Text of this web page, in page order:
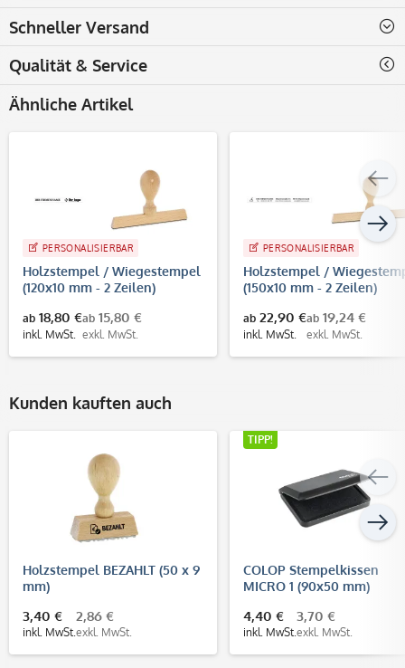
Schneller Versand
Qualität & Service
Ähnliche Artikel
PERSONALISIERBAR
Holzstempel / Wiegestempel
(120x10 mm - 2 Zeilen)
ab 18,80 €
inkl. MwSt.
ab 15,80 €
exkl. MwSt.
PERSONALISIERBAR
Holzstempel /
(150x10 mm - 2 Zeilen)
ab 22,90 €
inkl. MwSt.
ab 19,24 €
exkl. MwSt.
Kunden kauften auch
Holzstempel BEZAHLT (50 x 9
mm)
3,40 €
inkl. MwSt.
2,86 €
exkl. MwSt.
TIPP!
COLOP Stempelkissen
MICRO 1 (90x50 mm)
4,40 €
inkl. MwSt.
3,70 €
exkl. MwSt.